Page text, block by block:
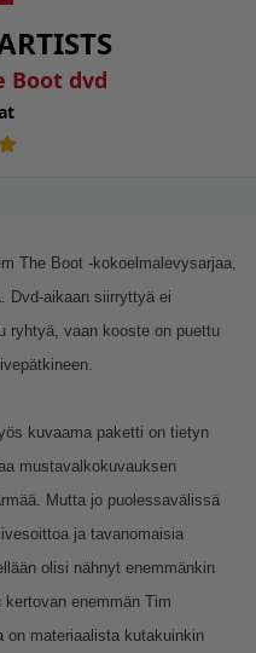
Boot dvd
The Boot -kokoelmalevysarjaa,
Dvd-aikaan siirryttyä ei
ryhtyä, vaan kooste on puettu
kuvaama paketti on tietyn
mustavalkokuvauksen
Mutta jo puolessavälissä
ja tavanomaisia
olisi nähnyt enemmänkin
enemmän Tim
on materiaalista kutakuinkin